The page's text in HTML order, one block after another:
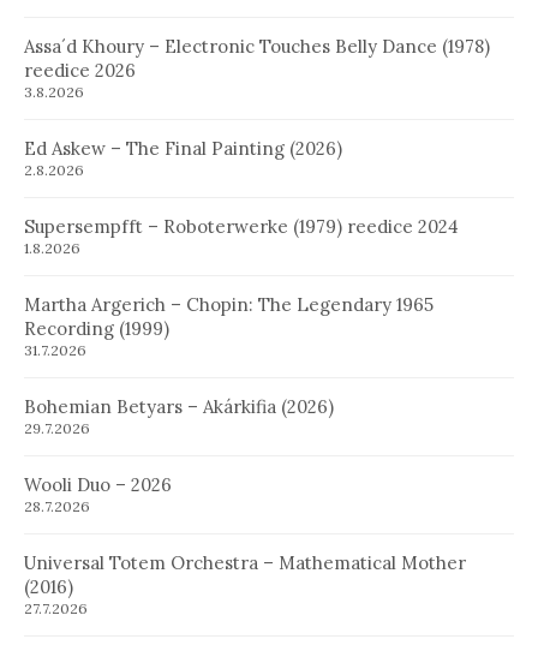
Assa´d Khoury – Electronic Touches Belly Dance (1978)
reedice 2026
3.8.2026
Ed Askew – The Final Painting (2026)
2.8.2026
Supersempfft – Roboterwerke (1979) reedice 2024
1.8.2026
Martha Argerich – Chopin: The Legendary 1965
Recording (1999)
31.7.2026
Bohemian Betyars – Akárkifia (2026)
29.7.2026
Wooli Duo – 2026
28.7.2026
Universal Totem Orchestra – Mathematical Mother
(2016)
27.7.2026